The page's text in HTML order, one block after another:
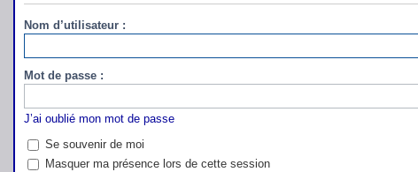
Nom d’utilisateur :
Mot de passe :
J’ai oublié mon mot de passe
Se souvenir de moi
Masquer ma présence lors de cette session